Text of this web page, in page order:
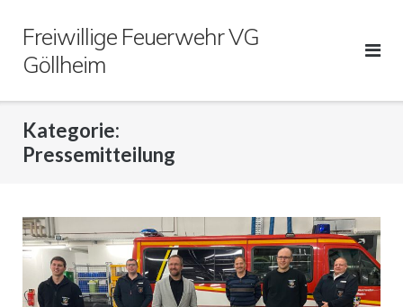
Freiwillige Feuerwehr VG
Göllheim
Kategorie:
Pressemitteilung